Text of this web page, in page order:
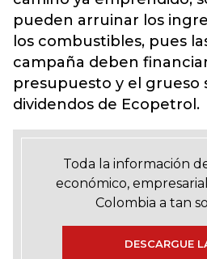
pueden arruinar los
los combustibles, pues
campaña deben
presupuesto y el grueso
dividendos de Ecopetrol.
Toda la información
económico,
Colombia a tan
DESCARGUE